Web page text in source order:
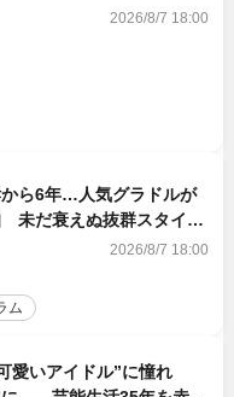
解禁
2026/8/7 18:00
ら6年…人気グラドルが
未だ衰えぬ抜群スタイル
2026/8/7 18:00
ム
愛いアイドル”に憧れ